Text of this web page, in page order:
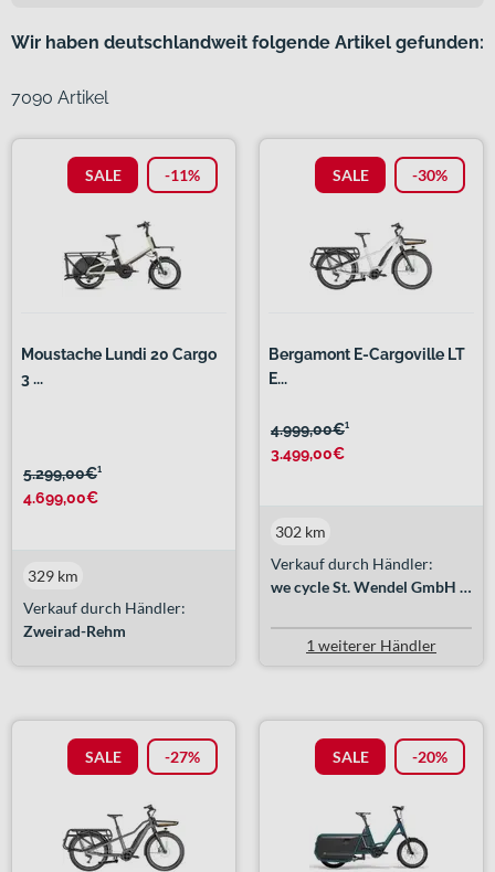
Wir haben deutschlandweit folgende Artikel gefunden:
7090 Artikel
SALE -11%
Moustache Lundi 20 Cargo
3 ...
5.299,00€¹
4.699,00€
Verkauf durch Händler:
Zweirad-Rehm
329 km
SALE -30%
Bergamont E-Cargoville LT
E...
4.999,00€¹
3.499,00€
Verkauf durch Händler:
we cycle St. Wendel GmbH & Co. KG
302 km
1 weiterer Händler
SALE -27% SALE -20%